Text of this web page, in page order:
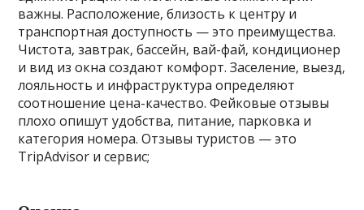
важны. Расположение‚ близость к центру и
транспортная доступность — это преимущества.
Чистота‚ завтрак‚ бассейн‚ вай-фай‚ кондиционер
и вид из окна создают комфорт. Заселение‚ выезд‚
лояльность и инфраструктура определяют
соотношение цена-качество. Фейковые отзывы
плохо опишут удобства‚ питание‚ парковка и
категория номера. Отзывы туристов — это
TripAdvisor и сервис;